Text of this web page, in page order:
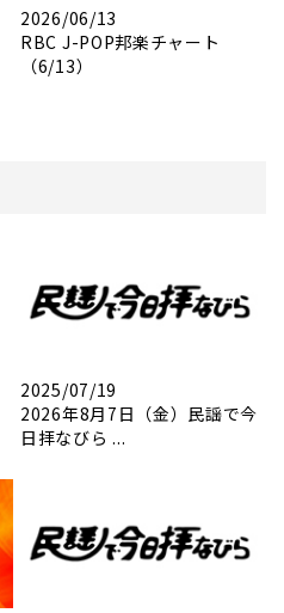
2026/06/13
RBC J-POP邦楽チャート
（6/13）
2025/07/19
2026年8月7日（金）民謡で今
日拝なびら ...